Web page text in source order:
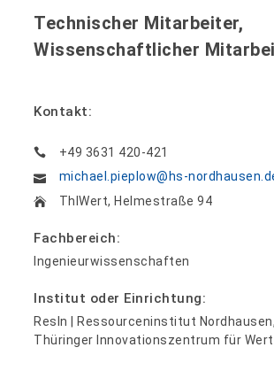
Technischer Mitarbeiter,
Wissenschaftlicher
Kontakt:
+49 3631 420-421
michael.pieplow@hs-
ThIWert, Helmestraße 94
Fachbereich:
Ingenieurwissenschaften
Institut oder Einrichtung:
ResIn | Ressourceninstitut Nordhausen,
Thüringer Innovationszentrum für